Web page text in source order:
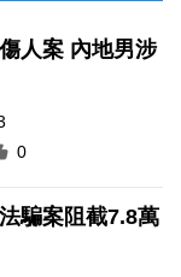
人案 內地男涉
0
騙案阻截7.8萬